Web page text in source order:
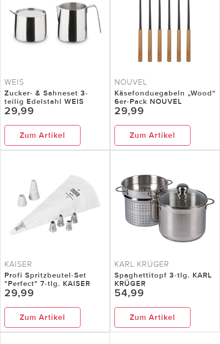
WEIS
Zucker- & Sahneset 3-
teilig Edelstahl WEIS
29,99
Zum Artikel
NOUVEL
Käsefonduegabeln „Wood“
6er-Pack NOUVEL
29,99
Zum Artikel
KAISER
Profi Spritzbeutel-Set
"Perfect" 7-tlg. KAISER
29,99
Zum Artikel
KARL KRÜGER
Spaghettitopf 3-tlg. KARL
KRÜGER
54,99
Zum Artikel